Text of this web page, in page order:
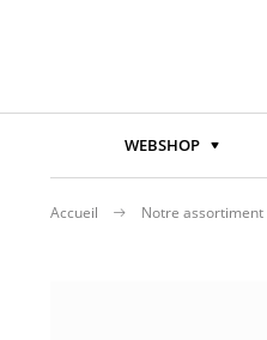
WEBSHOP
Accueil Notre